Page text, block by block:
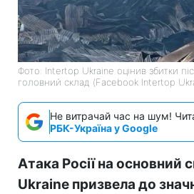
Фото: Intertop Ukraine оцінив збитки
головний склад (Facebook Intertop
Не витрачай час на шум!
РБК-Україна у Google
Атака Росії на основний
Ukraine призвела до